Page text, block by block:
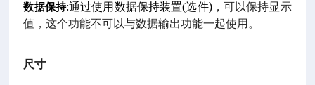
数据保持:通过使用数据保持装置(选件)，可以保持显示
值，这个功能不可以与数据输出功能一起使用。
尺寸